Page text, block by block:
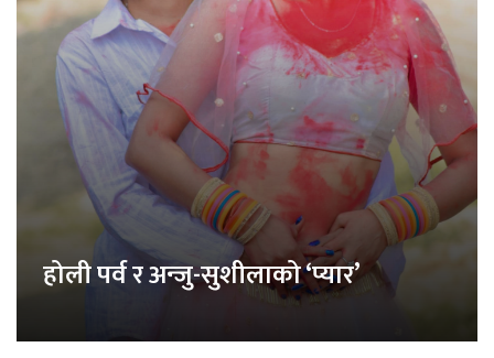
होली पर्व र अन्जु-सुशीलाको ‘प्यार’